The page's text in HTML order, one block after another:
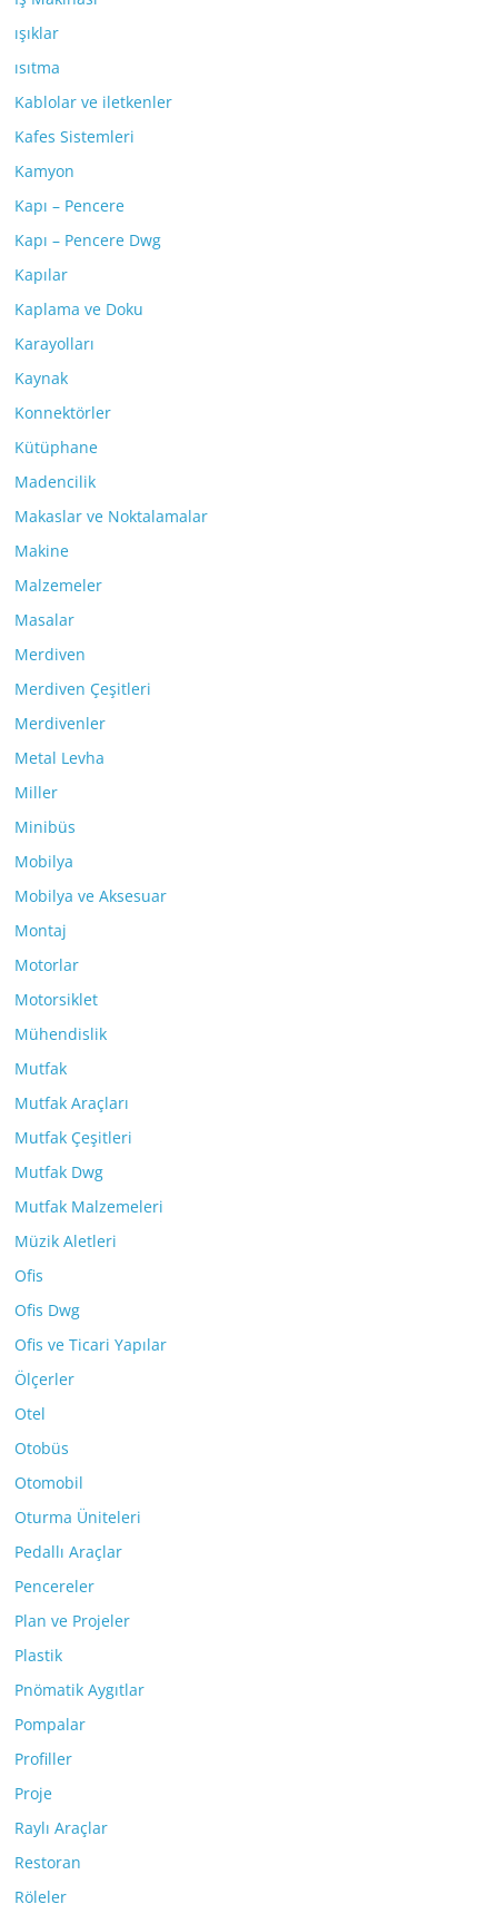
ışıklar
ısıtma
Kablolar ve iletkenler
Kafes Sistemleri
Kamyon
Kapı – Pencere
Kapı – Pencere Dwg
Kapılar
Kaplama ve Doku
Karayolları
Kaynak
Konnektörler
Kütüphane
Madencilik
Makaslar ve Noktalamalar
Makine
Malzemeler
Masalar
Merdiven
Merdiven Çeşitleri
Merdivenler
Metal Levha
Miller
Minibüs
Mobilya
Mobilya ve Aksesuar
Montaj
Motorlar
Motorsiklet
Mühendislik
Mutfak
Mutfak Araçları
Mutfak Çeşitleri
Mutfak Dwg
Mutfak Malzemeleri
Müzik Aletleri
Ofis
Ofis Dwg
Ofis ve Ticari Yapılar
Ölçerler
Otel
Otobüs
Otomobil
Oturma Üniteleri
Pedallı Araçlar
Pencereler
Plan ve Projeler
Plastik
Pnömatik Aygıtlar
Pompalar
Profiller
Proje
Raylı Araçlar
Restoran
Röleler